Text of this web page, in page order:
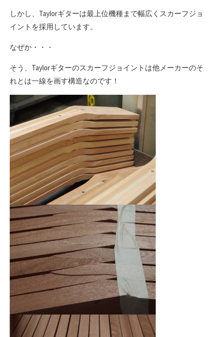
しかし、Taylorギターは最上位機種まで幅広くスカーフジョ
イントを採用しています。
なぜか・・・
そう、Taylorギターのスカーフジョイントは他メーカーのそ
れとは一線を画す構造なのです！